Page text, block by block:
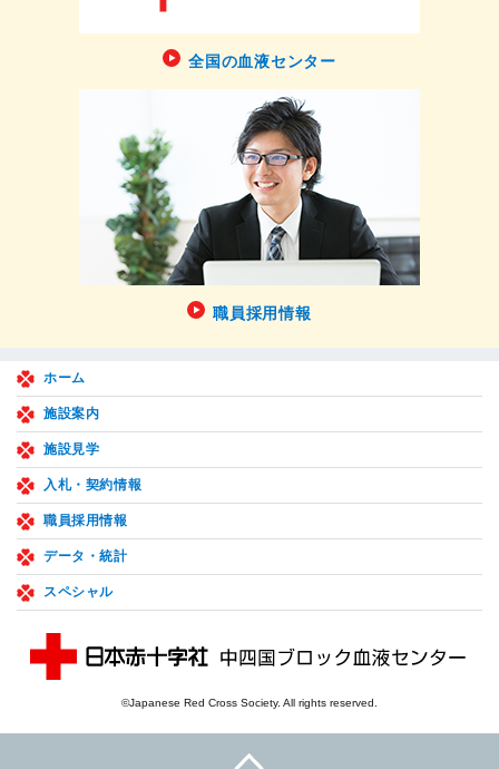
全国の血液センター
職員採用情報
ホーム
施設案内
施設見学
入札・契約情報
職員採用情報
データ・統計
スペシャル
©Japanese Red Cross Society. All rights reserved.